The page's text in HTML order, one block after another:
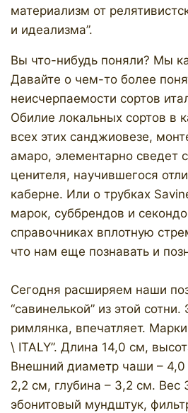
материализм от
и идеализма”.
Вы что-нибудь поняли? Мы
Давайте о чем-то более
неисчерпаемости сортов
Обилие локальных сортов в
всех этих санджиовезе,
амаро, элементарно сведет
ценителя, научившегося
каберне. Или о трубках
марок, суббрендов и
справочниках вплотную
что нам еще познавать и
Сегодня расширяем наши
“савинелькой” из этой
римлянка, впечатляет.
\ ITALY”. Длина 14,0 см,
Внешний диаметр чаши – 4,0
2,2 см, глубина – 3,2 см. Вес
эбонитовый мундштук,